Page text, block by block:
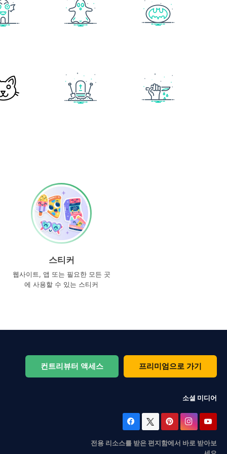
스티커
웹사이트, 앱 또는 필요한 모든 곳
에 사용할 수 있는 스티커
컨트리뷰터 액세스 프리미엄으로 가기
소셜 미디어
전용 리소스를 받은 편지함에서 바로 받아보